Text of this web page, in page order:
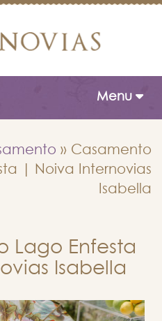
Toggle
Menu
» Casamento
| Noiva Internovias
Isabella
Lago Enfesta
Isabella